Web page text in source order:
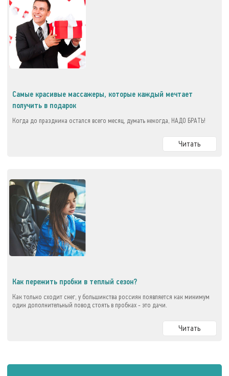
Самые красивые массажеры, которые каждый мечтает
получить в подарок
Когда до праздника остался всего месяц, думать некогда, НАДО БРАТЬ!
Читать
Как пережить пробки в теплый сезон?
Как только сходит снег, у большинства россиян появляется как минимум
один дополнительный повод стоять в пробках - это дачи.
Читать